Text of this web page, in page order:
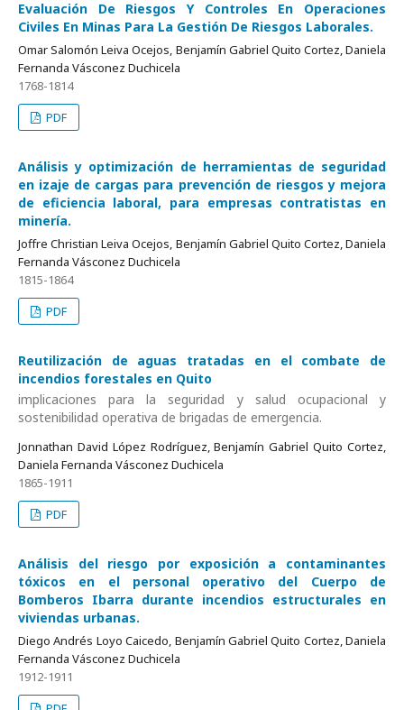
Evaluación De Riesgos Y Controles En Operaciones
Civiles En Minas Para La Gestión De Riesgos Laborales.
Omar Salomón Leiva Ocejos, Benjamín Gabriel Quito Cortez, Daniela
Fernanda Vásconez Duchicela
1768-1814
PDF
Análisis y optimización de herramientas de seguridad
en izaje de cargas para prevención de riesgos y mejora
de eficiencia laboral, para empresas contratistas en
minería.
Joffre Christian Leiva Ocejos, Benjamín Gabriel Quito Cortez, Daniela
Fernanda Vásconez Duchicela
1815-1864
PDF
Reutilización de aguas tratadas en el combate de
incendios forestales en Quito
implicaciones para la seguridad y salud ocupacional y
sostenibilidad operativa de brigadas de emergencia.
Jonnathan David López Rodríguez, Benjamín Gabriel Quito Cortez,
Daniela Fernanda Vásconez Duchicela
1865-1911
PDF
Análisis del riesgo por exposición a contaminantes
tóxicos en el personal operativo del Cuerpo de
Bomberos Ibarra durante incendios estructurales en
viviendas urbanas.
Diego Andrés Loyo Caicedo, Benjamín Gabriel Quito Cortez, Daniela
Fernanda Vásconez Duchicela
1912-1911